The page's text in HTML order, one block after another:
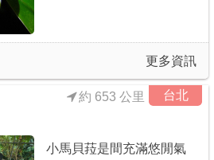
更多資訊
台北
約 653 公里
小馬貝菈是間充滿悠閒氣